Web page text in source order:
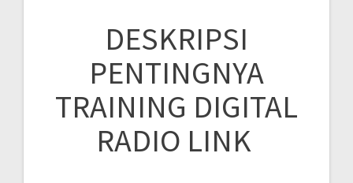
DESKRIPSI
PENTINGNYA
TRAINING DIGITAL
RADIO LINK